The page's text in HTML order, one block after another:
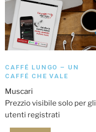
CAFFÉ LUNGO – UN
CAFFÉ CHE VALE
Muscari
Prezzio visibile solo per gli
utenti registrati